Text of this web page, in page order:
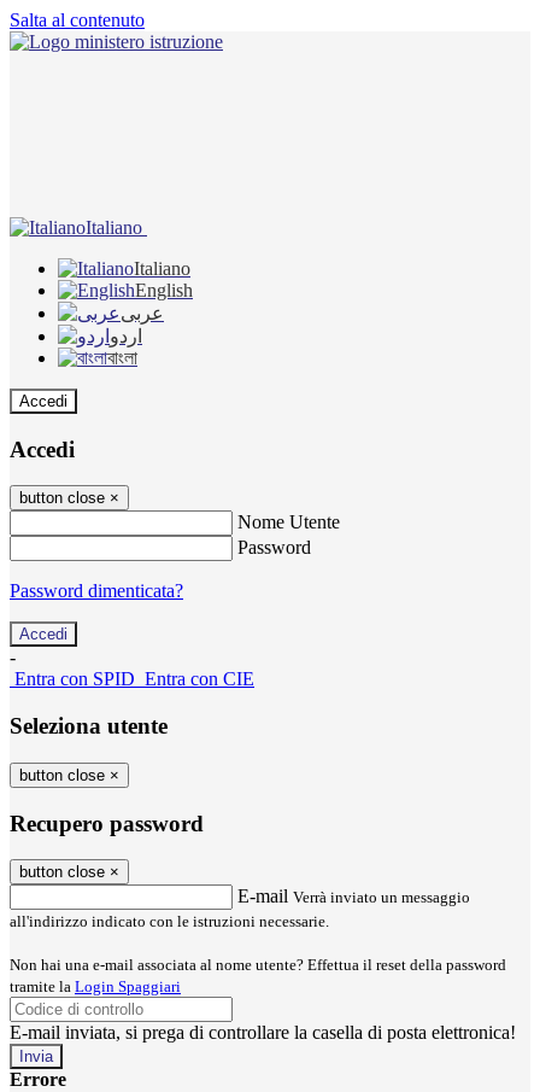
Salta al contenuto
Italiano
Italiano
English
عربى
اردو
বাংলা
Accedi
Accedi
button close ×
Nome Utente
Password
Password dimenticata?
-
Entra con SPID Entra con CIE
Seleziona utente
button close ×
Recupero password
button close ×
E-mail Verrà inviato un messaggio
all'indirizzo indicato con le istruzioni necessarie.
Non hai una e-mail associata al nome utente? Effettua il reset della password
tramite la Login Spaggiari
E-mail inviata, si prega di controllare la casella di posta elettronica!
Errore